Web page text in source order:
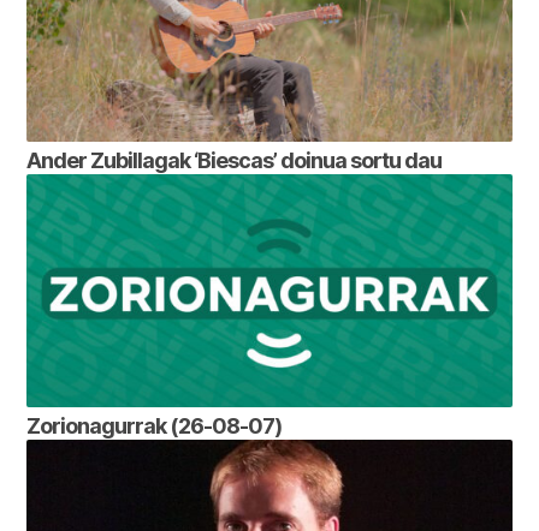
Ander Zubillagak ‘Biescas’ doinua sortu dau
Zorionagurrak (26-08-07)